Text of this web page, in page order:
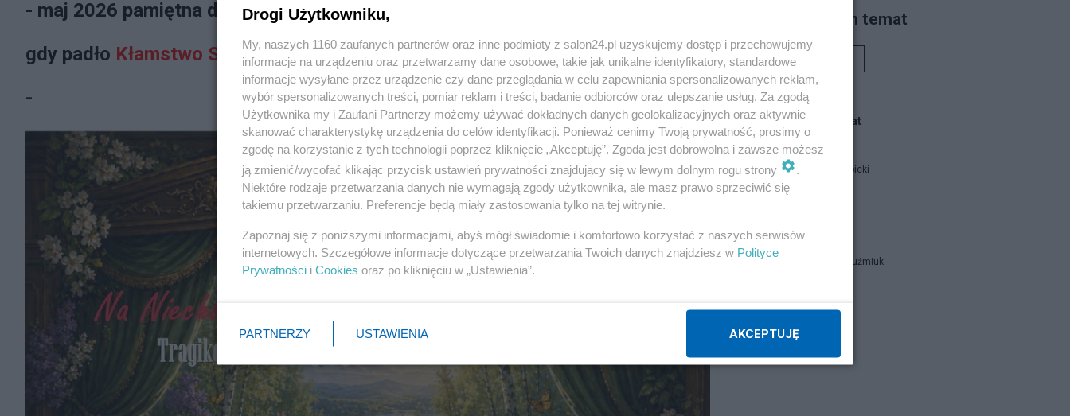
- maj 2026 pamiętna data
gdy padło Kłamstwo SmoleńskieMAK oCFIT
-
Piszą na ten temat
Blogi na ten temat
Jan Filip Libicki
Zbigniew Kuźmiuk
Napisz notkę
Drogi Użytkowniku,
My, naszych 1160 zaufanych partnerów oraz inne podmioty z salon24.pl uzyskujemy dostęp i przechowujemy
informacje na urządzeniu oraz przetwarzamy dane osobowe, takie jak unikalne identyfikatory, standardowe
informacje wysyłane przez urządzenie czy dane przeglądania w celu zapewniania spersonalizowanych reklam,
wybór spersonalizowanych treści, pomiar reklam i treści, badanie odbiorców oraz ulepszanie usług. Za zgodą
Użytkownika my i Zaufani Partnerzy możemy używać dokładnych danych geolokalizacyjnych oraz aktywnie
skanować charakterystykę urządzenia do celów identyfikacji. Ponieważ cenimy Twoją prywatność, prosimy o
zgodę na korzystanie z tych technologii poprzez kliknięcie „Akceptuję”. Zgoda jest dobrowolna i zawsze możesz
ją zmienić/wycofać klikając przycisk ustawień prywatności znajdujący się w lewym dolnym rogu strony
.
Niektóre rodzaje przetwarzania danych nie wymagają zgody użytkownika, ale masz prawo sprzeciwić się
takiemu przetwarzaniu. Preferencje będą miały zastosowania tylko na tej witrynie.
Zapoznaj się z poniższymi informacjami, abyś mógł świadomie i komfortowo korzystać z naszych serwisów
internetowych. Szczegółowe informacje dotyczące przetwarzania Twoich danych znajdziesz w Polityce
Prywatności i Cookies oraz po kliknięciu w „Ustawienia”.
PARTNERZY USTAWIENIA AKCEPTUJĘ